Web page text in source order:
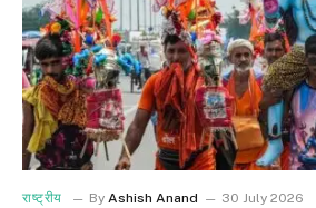
राष्ट्रीय By Ashish Anand 30 July 2026